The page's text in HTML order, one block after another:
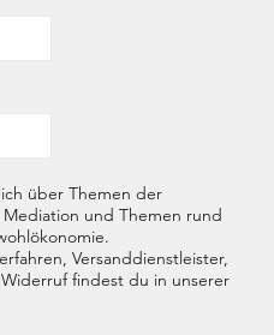
über Themen der
und Themen rund
Versanddienstleister,
findest du in unserer